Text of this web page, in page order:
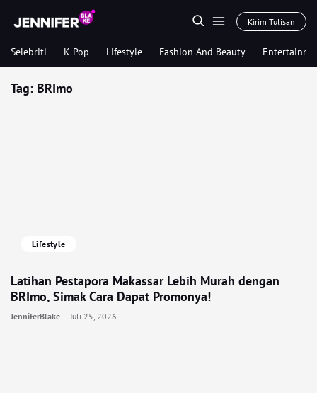
Kirim Tulisan
Selebriti K-Pop Lifestyle Fashion And Beauty
Tag: BRImo
Lifestyle
Latihan Pestapora Makassar Lebih Murah dengan
BRImo, Simak Cara Dapat Promonya!
JenniferBlake Juli 25, 2026